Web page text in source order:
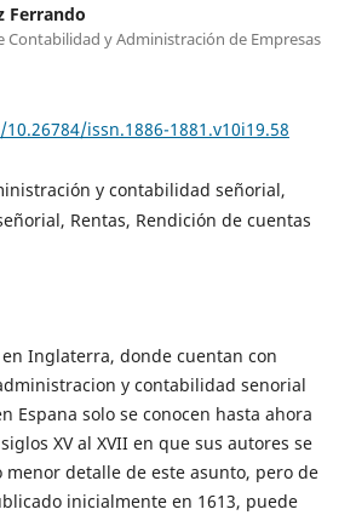
Ferrando
Contabilidad y Administración de Empresas
issn.1886-1881.v10i19.58
y contabilidad señorial,
Rentas, Rendición de cuentas
Inglaterra, donde cuentan con
y contabilidad senorial
Espana solo se conocen hasta ahora
XV al XVII en que sus autores se
menor detalle de este asunto, pero de
inicialmente en 1613, puede